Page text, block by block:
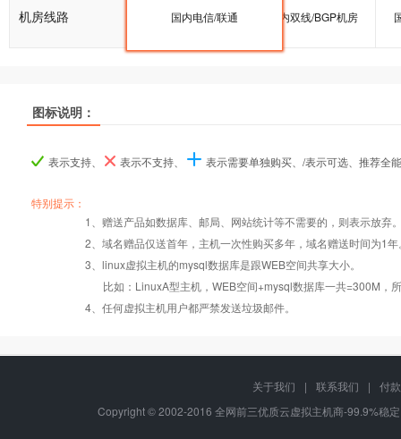
机房线路 国内双线/BGP机房 国内双线/BGP机房
国内电信/联通
产品名称
Windows2008/
Linux
Windows2008/
Linux
产品名称
错误页面定义
产品名称
数据定期备份
数据自助恢复
图标说明：
表示支持、 表示不支持、 表示需要单独购买、/表示可选、推荐全
特别提示：
1、赠送产品如数据库、邮局、网站统计等不需要的，则表示放弃
2、域名赠品仅送首年，主机一次性购买多年，域名赠送时间为1年
3、linux虚拟主机的mysql数据库是跟WEB空间共享大小。
比如：LinuxA型主机，WEB空间+mysql数据库一共=300M，
4、任何虚拟主机用户都严禁发送垃圾邮件。
关于我们 | 联系我们 |
付
Copyright © 2002-2016 全网前三优质云虚拟主机商-99.9%稳